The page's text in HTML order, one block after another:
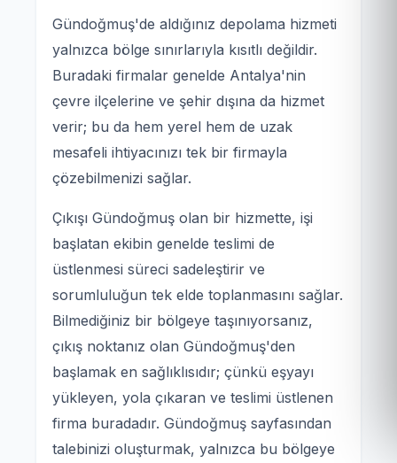
Gündoğmuş'de aldığınız depolama hizmeti
yalnızca bölge sınırlarıyla kısıtlı değildir.
Buradaki firmalar genelde Antalya'nin
çevre ilçelerine ve şehir dışına da hizmet
verir; bu da hem yerel hem de uzak
mesafeli ihtiyacınızı tek bir firmayla
çözebilmenizi sağlar.
Çıkışı Gündoğmuş olan bir hizmette, işi
başlatan ekibin genelde teslimi de
üstlenmesi süreci sadeleştirir ve
sorumluluğun tek elde toplanmasını sağlar.
Bilmediğiniz bir bölgeye taşınıyorsanız,
çıkış noktanız olan Gündoğmuş'den
başlamak en sağlıklısıdır; çünkü eşyayı
yükleyen, yola çıkaran ve teslimi üstlenen
firma buradadır. Gündoğmuş sayfasından
talebinizi oluşturmak, yalnızca bu bölgeye